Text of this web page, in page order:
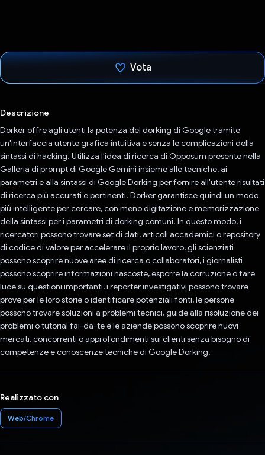
Vota
Descrizione
Dorker offre agli utenti la potenza del dorking di Google tramite
un'interfaccia utente grafica intuitiva e senza le complicazioni della
sintassi di hacking. Utilizza l'idea di ricerca di Opposum presente nella
Galleria di prompt di Google Gemini insieme alle tecniche, ai
parametri e alla sintassi di Google Dorking per fornire all'utente risultati
di ricerca più accurati e pertinenti. Dorker garantisce quindi un modo
più intelligente per cercare, con meno digitazione e memorizzazione
della sintassi per i parametri di dorking comuni. In questo modo, i
ricercatori possono trovare set di dati, articoli accademici o repository
di codice di valore per accelerare il proprio lavoro, gli scienziati
possono scoprire nuove aree di ricerca o collaboratori, i giornalisti
possono scoprire informazioni nascoste, esporre la corruzione o fare
luce su questioni importanti, i reporter investigativi possono trovare
prove per le loro storie o identificare potenziali fonti, le persone
possono trovare soluzioni a problemi tecnici, guide alla risoluzione dei
problemi o tutorial fai-da-te e le aziende possono scoprire nuovi
mercati, concorrenti o approfondimenti sui clienti senza bisogno di
competenze e conoscenze tecniche di Google Dorking.
Realizzato con
Web/Chrome